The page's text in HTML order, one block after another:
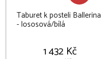
Taburet k posteli Ballerina
- lososová/bílá
1 432 Kč